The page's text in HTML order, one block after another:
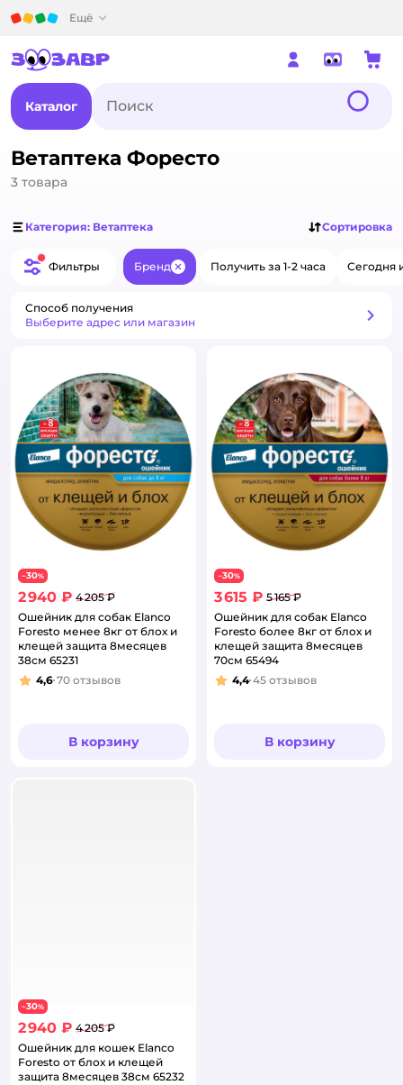
Ещё
Каталог
Ветаптека Форесто
3 товара
Категория: Ветаптека Сортировка
Фильтры Бренд ЗакрытьПолучить за 1-2 часа Сегодня
Способ получения
Выберите адрес или магазин
−30%
2 940 ₽ 4 205 ₽
Ошейник для собак Elanco
Foresto менее 8кг от блох и
клещей защита 8месяцев
38см 65231
Рейтинг:
4,6 70 отзывов
В корзину
−30%
3 615 ₽ 5 165 ₽
Ошейник для собак Elanco
Foresto более 8кг от блох и
клещей защита 8месяцев
70см 65494
Рейтинг:
4,4 45 отзывов
В корзину
−30%
2 940 ₽ 4 205 ₽
Ошейник для кошек Elanco
Foresto от блох и клещей
защита 8месяцев 38см 65232